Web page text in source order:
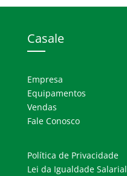
Casale
Empresa
Equipamentos
Vendas
Fale Conosco
Política de Privacidade
Lei da Igualdade Salarial